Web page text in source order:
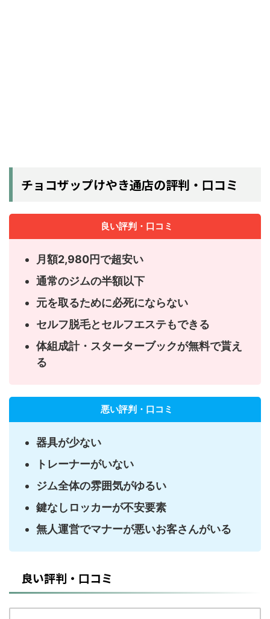
チョコザップけやき通店の評判・口コミ
良い評判・口コミ
月額2,980円で超安い
通常のジムの半額以下
元を取るために必死にならない
セルフ脱毛とセルフエステもできる
体組成計・スターターブックが無料で貰え
る
悪い評判・口コミ
器具が少ない
トレーナーがいない
ジム全体の雰囲気がゆるい
鍵なしロッカーが不安要素
無人運営でマナーが悪いお客さんがいる
良い評判・口コミ